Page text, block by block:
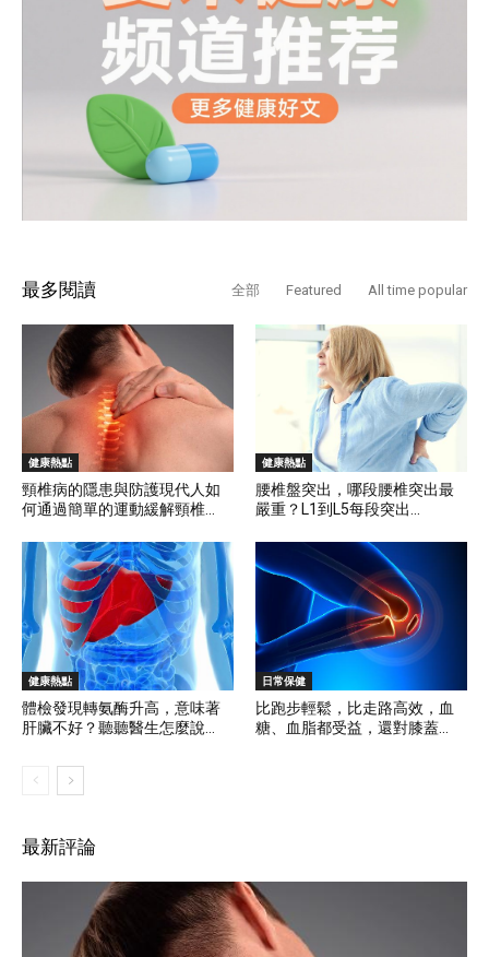
最多閱讀 全部 Featured All time popular
健康熱點
頸椎病的隱患與防護現代人如
何通過簡單的運動緩解頸椎...
健康熱點
腰椎盤突出，哪段腰椎突出最
嚴重？L1到L5每段突出...
健康熱點
體檢發現轉氨酶升高，意味著
肝臟不好？聽聽醫生怎麼說...
日常保健
比跑步輕鬆，比走路高效，血
糖、血脂都受益，還對膝蓋...
最新評論